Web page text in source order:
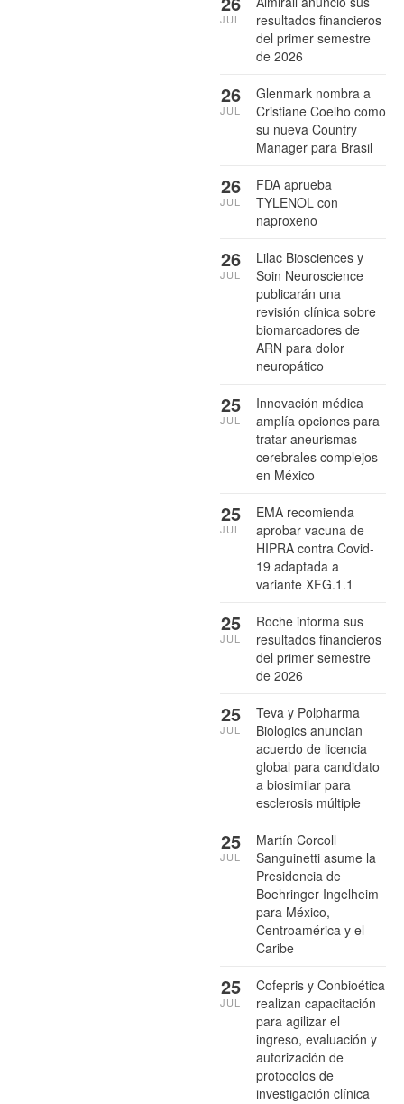
resultados financieros
del primer semestre
de 2026
JUL
Glenmark nombra a
Cristiane Coelho como
su nueva Country
Manager para Brasil
26
JUL
FDA aprueba
TYLENOL con
naproxeno
26
JUL
Lilac Biosciences y
Soin Neuroscience
publicarán una
revisión clínica sobre
biomarcadores de
ARN para dolor
neuropático
26
JUL
Innovación médica
amplía opciones para
tratar aneurismas
cerebrales complejos
en México
25
JUL
EMA recomienda
aprobar vacuna de
HIPRA contra Covid-
19 adaptada a
variante XFG.1.1
25
JUL
Roche informa sus
resultados financieros
del primer semestre
de 2026
25
JUL
Teva y Polpharma
Biologics anuncian
acuerdo de licencia
global para candidato
a biosimilar para
esclerosis múltiple
25
JUL
Martín Corcoll
Sanguinetti asume la
Presidencia de
Boehringer Ingelheim
para México,
Centroamérica y el
Caribe
25
JUL
Cofepris y Conbioética
realizan capacitación
para agilizar el
ingreso, evaluación y
autorización de
protocolos de
investigación clínica
25
JUL